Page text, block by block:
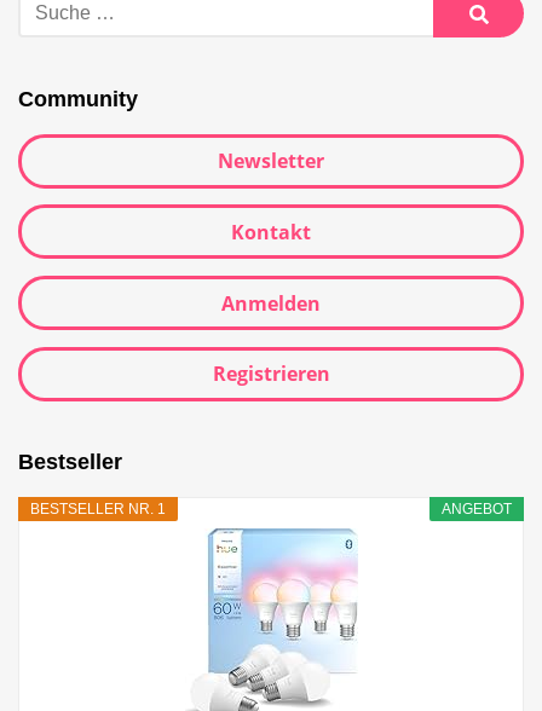
Community
Newsletter
Kontakt
Anmelden
Registrieren
Bestseller
ANGEBOT
BESTSELLER NR. 1